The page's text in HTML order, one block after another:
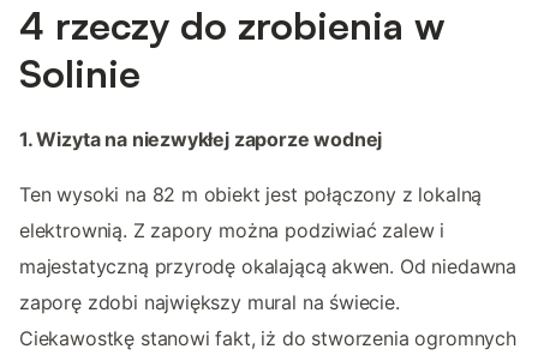
4 rzeczy do zrobienia w
Solinie
1. Wizyta na niezwykłej zaporze wodnej
Ten wysoki na 82 m obiekt jest połączony z lokalną
elektrownią. Z zapory można podziwiać zalew i
majestatyczną przyrodę okalającą akwen. Od niedawna
zaporę zdobi największy mural na świecie.
Ciekawostkę stanowi fakt, iż do stworzenia ogromnych